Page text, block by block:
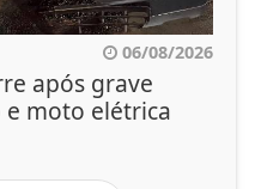
06/08/2026
após grave
moto elétrica